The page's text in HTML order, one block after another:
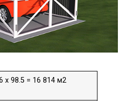
x 98.5 = 16 814 м2